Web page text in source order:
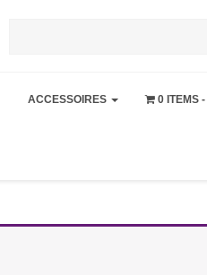
naar:ACCESSOIRES 0 ITEMS